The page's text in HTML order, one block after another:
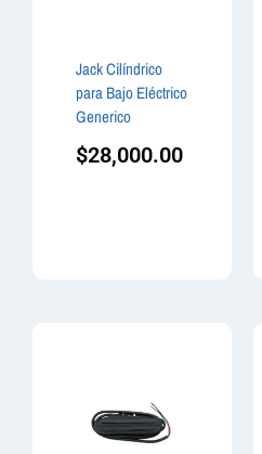
Jack Cilíndrico
para Bajo Eléctrico
Generico
$28,000.00